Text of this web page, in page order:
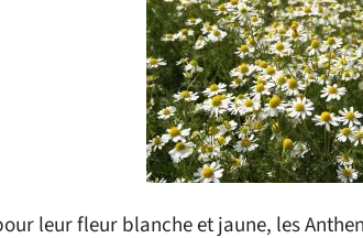
leur fleur blanche et jaune, les